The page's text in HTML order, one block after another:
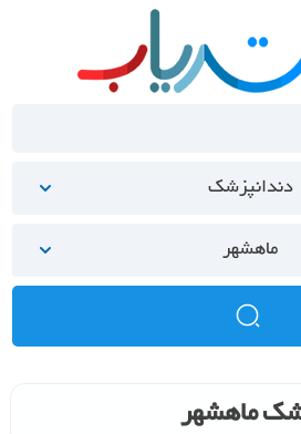
دندانپزشک
ماهشهر
ماهشهر